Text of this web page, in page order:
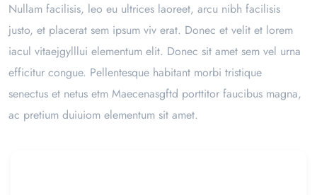
Nullam facilisis, leo eu ultrices laoreet, arcu nibh facilisis
justo, et placerat sem ipsum viv erat. Donec et velit et lorem
iacul vitaejgylllui elementum elit. Donec sit amet sem vel urna
efficitur congue. Pellentesque habitant morbi tristique
senectus et netus etm Maecenasgftd porttitor faucibus magna,
ac pretium duiuiom elementum sit amet.